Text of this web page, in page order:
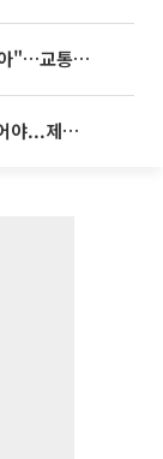
'굿 윌 헌팅' 배우 "기아 EV2 덕분에 살아"…교통사고 후 안전성 극찬
李대통령 “청년이 결혼 망설이는 일 없어야...제도상 불이익 조사”